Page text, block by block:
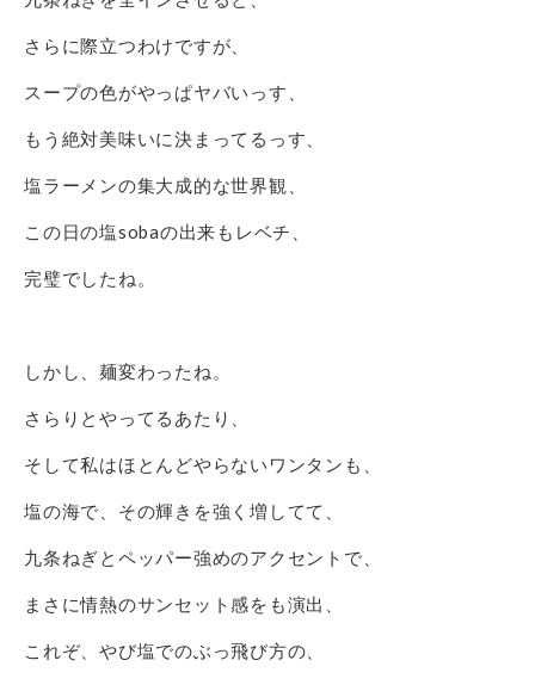
さらに際立つわけですが、
スープの色がやっぱヤバいっす、
もう絶対美味いに決まってるっす、
塩ラーメンの集大成的な世界観、
この日の塩sobaの出来もレベチ、
完璧でしたね。
しかし、麺変わったね。
さらりとやってるあたり、
そして私はほとんどやらないワンタンも、
塩の海で、その輝きを強く増してて、
九条ねぎとペッパー強めのアクセントで、
まさに情熱のサンセット感をも演出、
これぞ、やび塩でのぶっ飛び方の、